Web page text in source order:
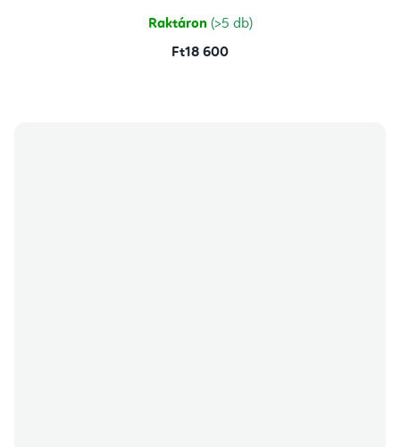
Raktáron (>5 db)
Ft18 600